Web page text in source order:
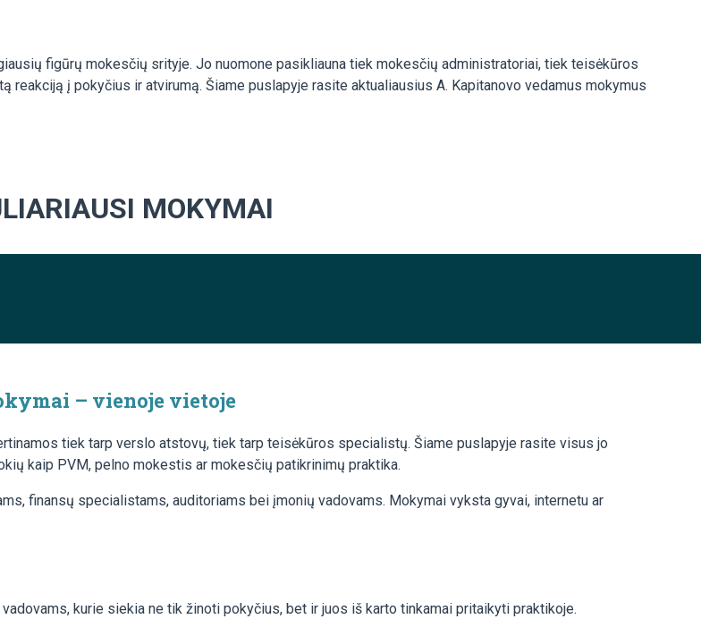
figūrų mokesčių srityje. Jo nuomone pasikliauna tiek mokesčių administratoriai, tiek teisėkūros
į pokyčius ir atvirumą. Šiame puslapyje rasite aktualiausius A. Kapitanovo vedamus mokymus
MOKYMAI
– vienoje vietoje
tiek tarp verslo atstovų, tiek tarp teisėkūros specialistų. Šiame puslapyje rasite visus jo
kaip PVM, pelno mokestis ar mokesčių patikrinimų praktika.
finansų specialistams, auditoriams bei įmonių vadovams. Mokymai vyksta gyvai, internetu ar
kurie siekia ne tik žinoti pokyčius, bet ir juos iš karto tinkamai pritaikyti praktikoje.